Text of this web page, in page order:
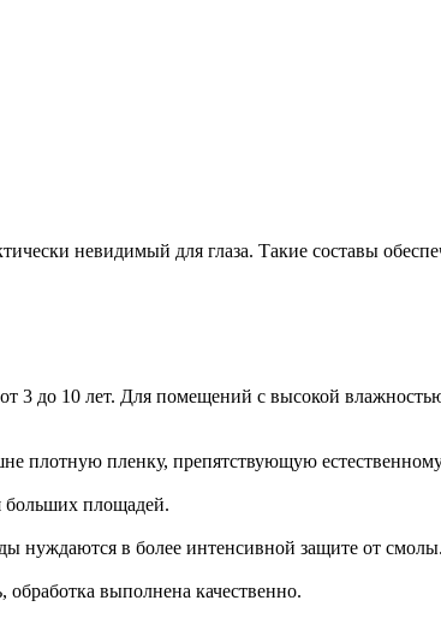
невидимый для глаза. Такие составы
3 до 10 лет. Для помещений с высокой
плотную пленку, препятствующую
больших площадей.
нуждаются в более интенсивной защите от смолы.
обработка выполнена качественно.